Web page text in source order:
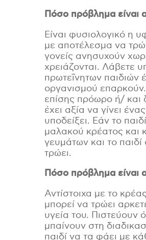
Πόσο πρόβλημα είναι
Είναι φυσιολογικό η
με αποτέλεσμα να
γονείς ανησυχούν
χρειάζονται. Λάβετε
πρωτεΐνητων
οργανισμού
επίσης πρόωρο ή/ και
έχει αξία να γίνει
υποδείξει. Εάν το
μαλακού κρέατος και
γευμάτων και το
τρώει.
Πόσο πρόβλημα είναι
Αντίστοιχα με το
μπορεί να τρώει
υγεία του. Πιστεύουν
μπαίνουν στη
παιδί να τα φάει με